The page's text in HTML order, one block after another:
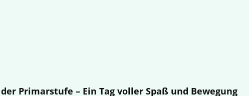
Primarstufe – Ein Tag voller Spaß und Bewegung